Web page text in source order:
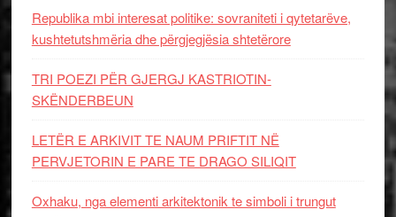
Republika mbi interesat politike: sovraniteti i qytetarëve,
kushtetutshmëria dhe përgjegjësia shtetërore
TRI POEZI PËR GJERGJ KASTRIOTIN-
SKËNDERBEUN
LETËR E ARKIVIT TE NAUM PRIFTIT NË
PERVJETORIN E PARE TE DRAGO SILIQIT
Oxhaku, nga elementi arkitektonik te simboli i trungut